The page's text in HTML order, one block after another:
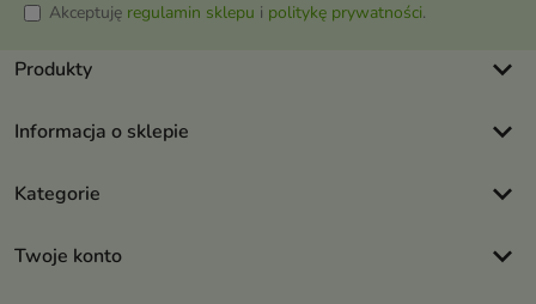
Akceptuję regulamin sklepu i politykę prywatności.
Produkty keyboard_arrow_down
Informacja o sklepie keyboard_arrow_down
Kategorie keyboard_arrow_down
Twoje konto
keyboard_arrow_down